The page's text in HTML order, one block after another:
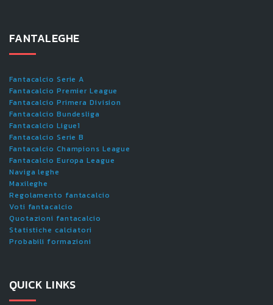
FANTALEGHE
Fantacalcio Serie A
Fantacalcio Premier League
Fantacalcio Primera Division
Fantacalcio Bundesliga
Fantacalcio Ligue1
Fantacalcio Serie B
Fantacalcio Champions League
Fantacalcio Europa League
Naviga leghe
Maxileghe
Regolamento fantacalcio
Voti fantacalcio
Quotazioni fantacalcio
Statistiche calciatori
Probabili formazioni
QUICK LINKS